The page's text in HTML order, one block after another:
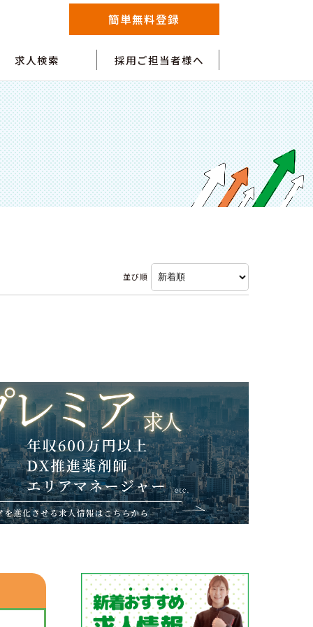
簡単無料登録
求人検索 採用ご担当者様へ
並び順